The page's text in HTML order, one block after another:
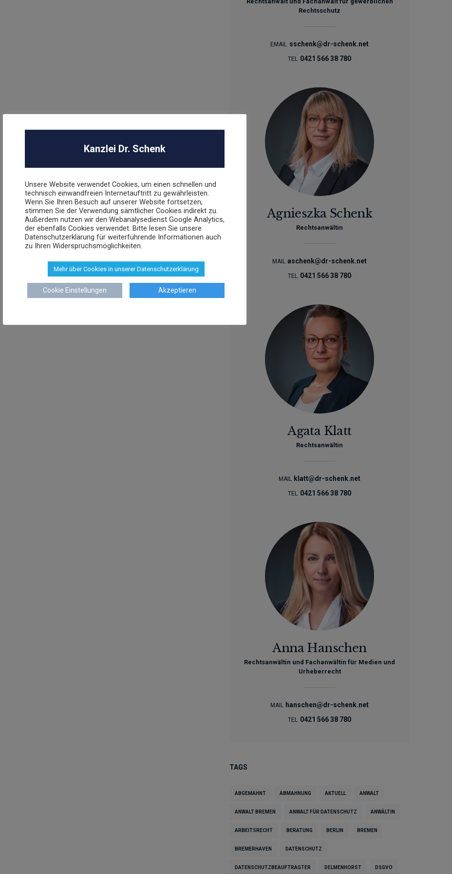
Rechtsschutz
EMAIL sschenk@dr-schenk.net
TEL 0421 566 38 780
Agnieszka Schenk
Rechtsanwältin
MAIL aschenk@dr-schenk.net
TEL 0421 566 38 780
Agata Klatt
Rechtsanwältin
MAIL klatt@dr-schenk.net
TEL 0421 566 38 780
Anna Hanschen
Rechtsanwältin und Fachanwältin für Medien und
Urheberrecht
MAIL hanschen@dr-schenk.net
TEL 0421 566 38 780
TAGS
ABGEMAHNT ABMAHNUNG AKTUELL ANWALT
ANWALT BREMEN ANWALT FÜR DATENSCHUTZ ANWÄLTIN
ARBEITSRECHT BERATUNG BERLIN BREMEN
BREMERHAVEN DATENSCHUTZ
DATENSCHUTZBEAUFTRAGTER DELMENHORST DSGVO
Kanzlei Dr. Schenk
Unsere Website verwendet Cookies, um einen schnellen und
technisch einwandfreien Internetauftritt zu gewährleisten.
Wenn Sie Ihren Besuch auf unserer Website fortsetzen,
stimmen Sie der Verwendung sämtlicher Cookies indirekt zu.
Außerdem nutzen wir den Webanalysedienst Google Analytics,
der ebenfalls Cookies verwendet. Bitte lesen Sie unsere
Datenschutzerklärung für weiterführende Informationen auch
zu Ihren Widerspruchsmöglichkeiten.
Mehr über Cookies in unserer Datenschutzerklärung
Cookie Einstellungen Akzeptieren